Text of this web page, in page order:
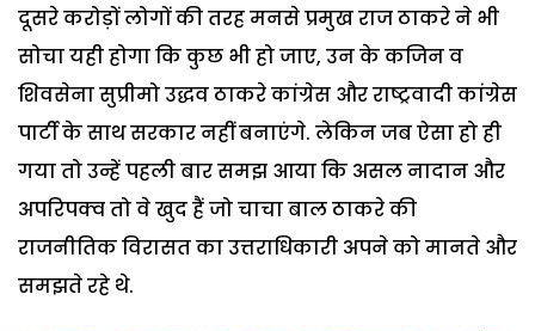
दूसरे करोड़ों लोगों की तरह मनसे प्रमुख राज ठाकरे ने भी
सोचा यही होगा कि कुछ भी हो जाए, उन के कजिन व
शिवसेना सुप्रीमो उद्धव ठाकरे कांग्रेस और राष्ट्रवादी कांग्रेस
पार्टी के साथ सरकार नहीं बनाएंगे. लेकिन जब ऐसा हो ही
गया तो उन्हें पहली बार समझ आया कि असल नादान और
अपरिपक्व तो वे खुद हैं जो चाचा बाल ठाकरे की
राजनीतिक विरासत का उत्तराधिकारी अपने को मानते और
समझते रहे थे.